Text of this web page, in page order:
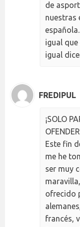
de
nuestras
igual
igual
FREDIPUL
¡SOLO
Este fin
me he
ser muy
ofrecido
francés,